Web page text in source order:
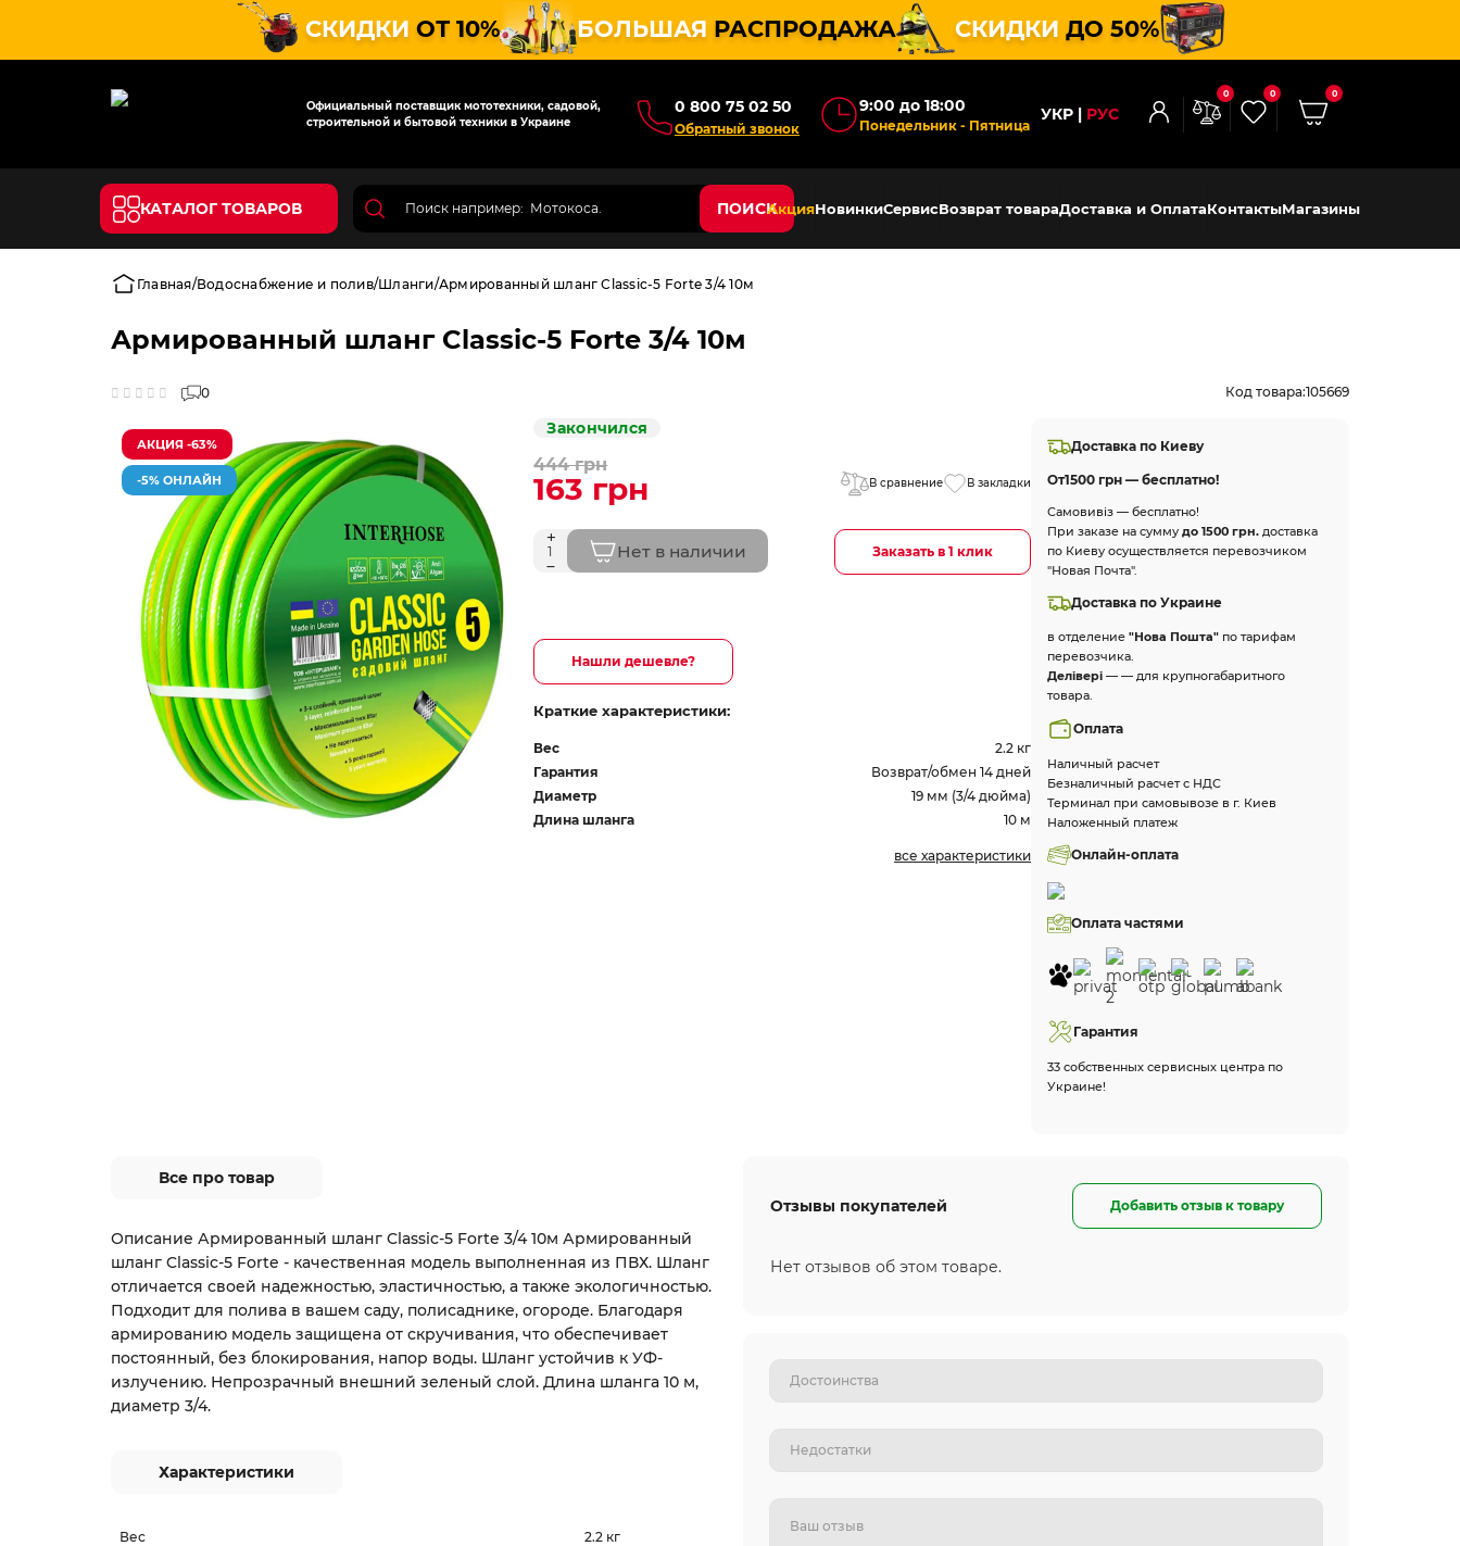
СКИДКИ ОТ 10% БОЛЬШАЯ РАСПРОДАЖА СКИДКИ ДО 50%
Официальный поставщик мототехники, садовой,
строительной и бытовой техники в Украине
0 800 75 02 50
Обратный звонок
9:00 до 18:00
Понедельник - Пятница
УКР РУС
0 0 0
КАТАЛОГ ТОВАРОВ ПОИСКАкцияНовинкиСервисВозврат товараДоставка и ОплатаКонтактыМагазины
Главная Водоснабжение и полив Шланги Армированный шланг Classic-5 Forte 3/4 10м
Армированный шланг Classic-5 Forte 3/4 10м
0 Код товара:105669
АКЦИЯ -63%
-5% ОНЛАЙН
Закончился
444 грн
163 грн В сравнение В закладки
Нет в наличии Заказать в 1 клик
Нашли дешевле?
Краткие характеристики:
Вес
2.2 кг
Гарантия
Возврат/обмен 14 дней
Диаметр
19 мм (3/4 дюйма)
Длина шланга
10 м
все характеристики
Доставка по Киеву
От1500 грн — бесплатно!
Самовивіз — бесплатно!
При заказе на суммудо 1500 грн. доставка
по Киеву осуществляется перевозчиком
"Новая Почта".
Доставка по Украине
в отделение"Нова Пошта" по тарифам
перевозчика.
Делівері — — для крупногабаритного
товара.
Оплата
Наличный расчет
Безналичный расчет с НДС
Терминал при самовывозе в г. Киев
Наложенный платеж
Онлайн-оплата
Оплата частями
Гарантия
33 собственных сервисных центра по
Украине!
Все про товар
Описание Армированный шланг Classic-5 Forte 3/4 10м Армированный
шланг Classic-5 Forte - качественная модель выполненная из ПВХ. Шланг
отличается своей надежностью, эластичностью, а также экологичностью.
Подходит для полива в вашем саду, полисаднике, огороде. Благодаря
армированию модель защищена от скручивания, что обеспечивает
постоянный, без блокирования, напор воды. Шланг устойчив к УФ-
излучению. Непрозрачный внешний зеленый слой. Длина шланга 10 м,
диаметр 3/4.
Характеристики
Вес
2.2 кг
Отзывы покупателей Добавить отзыв к товару
Нет отзывов об этом товаре.